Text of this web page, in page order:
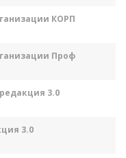
КОРП
Проф
3.0
3.0